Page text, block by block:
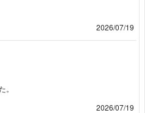
2026/07/19
2026/07/19